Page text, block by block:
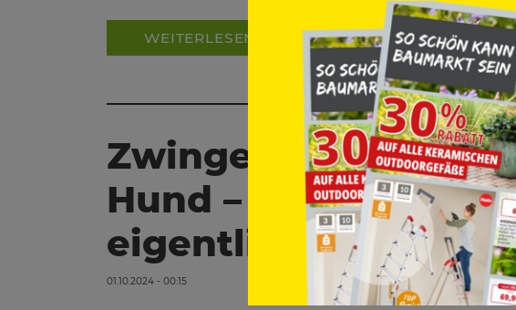
WEITERLESEN
Zwingerhusten beim
Hund – Was ist das
eigentlich?
01.10.2024 - 00:15